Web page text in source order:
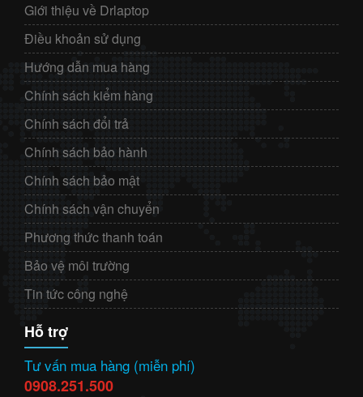
Giới thiệu về Drlaptop
Điều khoản sử dụng
Hướng dẫn mua hàng
Chính sách kiểm hàng
Chính sách đổi trả
Chính sách bảo hành
Chính sách bảo mật
Chính sách vận chuyển
Phương thức thanh toán
Bảo vệ môi trường
Tin tức công nghệ
Hỗ trợ
Tư vấn mua hàng (miễn phí)
0908.251.500